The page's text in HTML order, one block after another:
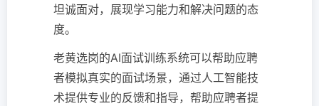
坦诚面对，展现学习能力和解决问题的态
度。
老黄选岗的AI面试训练系统可以帮助应聘
者模拟真实的面试场景，通过人工智能技
术提供专业的反馈和指导，帮助应聘者提